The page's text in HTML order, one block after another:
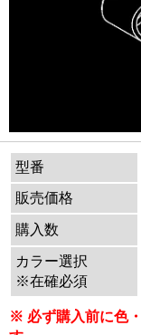
型番
販売価格
購入数
カラー選択
※在確必須
※ 必ず購入前に色